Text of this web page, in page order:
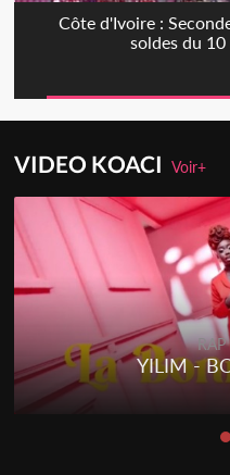
Côte d'Ivoire :
soldes du
VIDEO KOACIVoir+
YILIM -